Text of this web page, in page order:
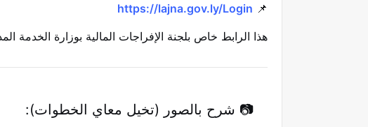
📌
https://lajna.gov.ly/Login
هذا الرابط خاص بلجنة الإفراجات المالية بوزارة الخدمة
📷 شرح بالصور (تخيل معاي الخطوات):